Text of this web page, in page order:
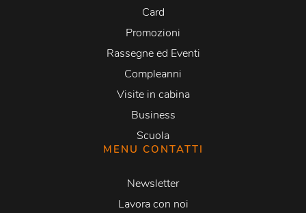
Card
Promozioni
Rassegne ed Eventi
Compleanni
Visite in cabina
Business
Scuola
MENU CONTATTI
Newsletter
Lavora con noi